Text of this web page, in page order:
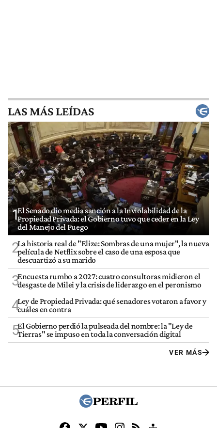
LAS MÁS LEÍDAS
1El Senado dio media sanción a la Inviolabilidad de la
Propiedad Privada: el Gobierno tuvo que ceder en la Ley
del Manejo del Fuego
2La historia real de "Elize: Sombras de una mujer", la nueva
película de Netflix sobre el caso de una esposa que
descuartizó a su marido
3Encuesta rumbo a 2027: cuatro consultoras midieron el
desgaste de Milei y la crisis de liderazgo en el peronismo
4Ley de Propiedad Privada: qué senadores votaron a favor y
cuáles en contra
5El Gobierno perdió la pulseada del nombre: la "Ley de
Tierras" se impuso en toda la conversación digital
VER MÁS